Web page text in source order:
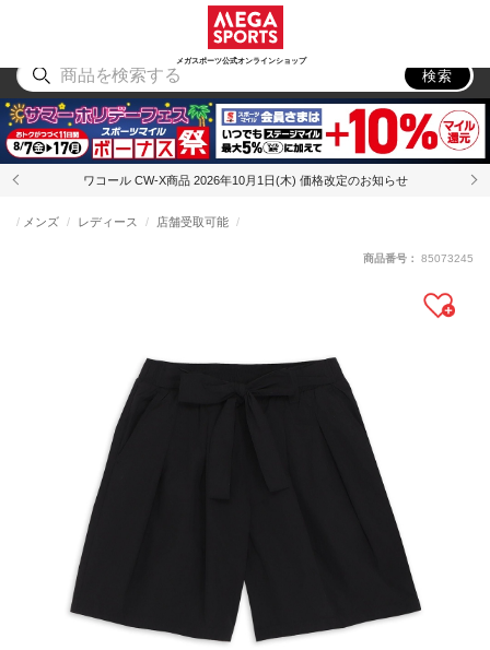
メガスポーツ公式オンラインショップ
アウトドア
検索
ワコール CW-X商品 2026年10月1日(木) 価格改定のお知らせ
メンズ レディース 店舗受取可能
商品番号： 85073245